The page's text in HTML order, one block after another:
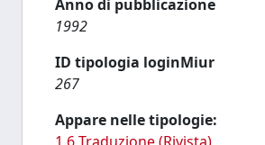
Anno di pubblicazione
1992
ID tipologia loginMiur
267
Appare nelle tipologie: